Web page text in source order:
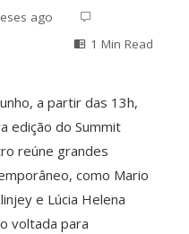
ago
1 Min Read
a partir das 13h,
edição do Summit
reúne grandes
como Mario
e Lúcia Helena
voltada para